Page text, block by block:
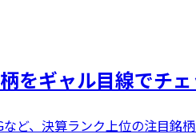
をギャル目線でチ
ど、決算ランク上位の注目銘